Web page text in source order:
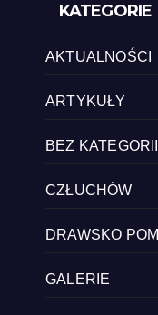
KATEGORIE
AKTUALNOŚCI
ARTYKUŁY
BEZ KATEGORII
CZŁUCHÓW
DRAWSKO
GALERIE